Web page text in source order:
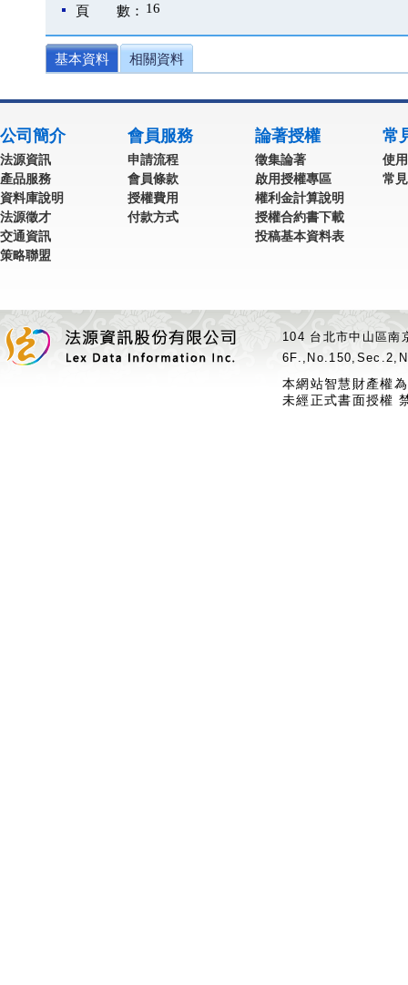
頁 數： 16
基本資料 相關資料
公司簡介
法源資訊
產品服務
資料庫說明
法源徵才
交通資訊
策略聯盟
會員服務
申請流程
會員條款
授權費用
付款方式
論著授權
徵集論著
啟用授權專區
權利金計算說明
授權合約書下載
投稿基本資料表
常
使
常
104 台北市中山區
本網站智慧財產權
未經正式書面授權